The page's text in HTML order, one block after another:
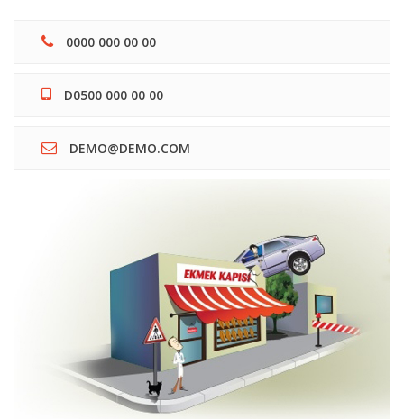
0000 000 00 00
D0500 000 00 00
DEMO@DEMO.COM